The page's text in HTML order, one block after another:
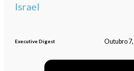
Israel
Executive Digest Outubro